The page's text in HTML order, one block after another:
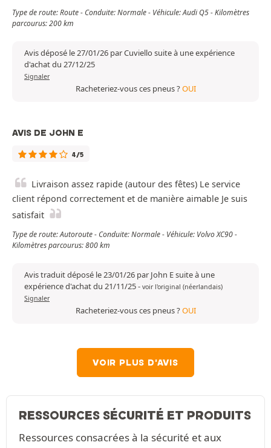
Type de route: Route - Conduite: Normale - Véhicule: Audi Q5 - Kilomètres
parcourus: 200 km
Avis déposé le 27/01/26 par Cuviello suite à une expérience
d'achat du 27/12/25
Signaler
Racheteriez-vous ces pneus ?OUI
AVIS DE JOHN E
4/5
Livraison assez rapide (autour des fêtes) Le service
client répond correctement et de manière aimable Je suis
satisfait
Type de route: Autoroute - Conduite: Normale - Véhicule: Volvo XC90 -
Kilomètres parcourus: 800 km
Avis traduit déposé le 23/01/26 par John E suite à une
expérience d'achat du 21/11/25- voir l'original (néerlandais)
Signaler
Racheteriez-vous ces pneus ?OUI
VOIR PLUS D'AVIS
RESSOURCES SÉCURITÉ ET PRODUITS
Ressources consacrées à la sécurité et aux